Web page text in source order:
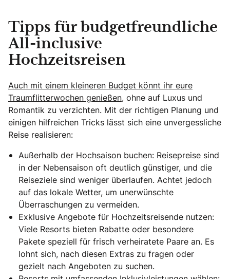
Tipps für budgetfreundliche
All-inclusive
Hochzeitsreisen
Auch mit einem kleineren Budget könnt ihr eure
Traumflitterwochen genießen, ohne auf Luxus und
Romantik zu verzichten. Mit der richtigen Planung und
einigen hilfreichen Tricks lässt sich eine unvergessliche
Reise realisieren:
Außerhalb der Hochsaison buchen: Reisepreise sind
in der Nebensaison oft deutlich günstiger, und die
Reiseziele sind weniger überlaufen. Achtet jedoch
auf das lokale Wetter, um unerwünschte
Überraschungen zu vermeiden.
Exklusive Angebote für Hochzeitsreisende nutzen:
Viele Resorts bieten Rabatte oder besondere
Pakete speziell für frisch verheiratete Paare an. Es
lohnt sich, nach diesen Extras zu fragen oder
gezielt nach Angeboten zu suchen.